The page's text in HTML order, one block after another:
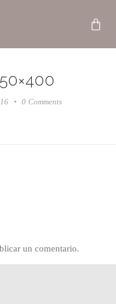
0 Comments
un comentario.